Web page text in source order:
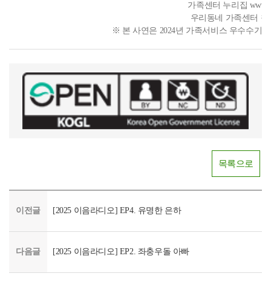
가족센터 누리집
우리동네 가족센터 찾
※ 본 사연은 2024년 가족서비스 우수수기
목록으로
이전글 [2025 이음라디오] EP4. 유명한 은하
다음글 [2025 이음라디오] EP2. 좌충우돌 아빠